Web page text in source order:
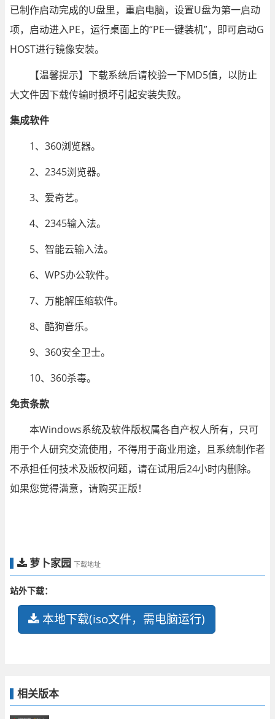
已制作启动完成的U盘里，重启电脑，设置U盘为第一启动
项，启动进入PE，运行桌面上的“PE一键装机”，即可启动G
HOST进行镜像安装。
【温馨提示】下载系统后请校验一下MD5值，以防止
大文件因下载传输时损坏引起安装失败。
集成软件
1、360浏览器。
2、2345浏览器。
3、爱奇艺。
4、2345输入法。
5、智能云输入法。
6、WPS办公软件。
7、万能解压缩软件。
8、酷狗音乐。
9、360安全卫士。
10、360杀毒。
免责条款
本Windows系统及软件版权属各自产权人所有，只可
用于个人研究交流使用，不得用于商业用途，且系统制作者
不承担任何技术及版权问题，请在试用后24小时内删除。
如果您觉得满意，请购买正版！
萝卜家园 下载地址
站外下载：
本地下载(iso文件，需电脑运行)
相关版本